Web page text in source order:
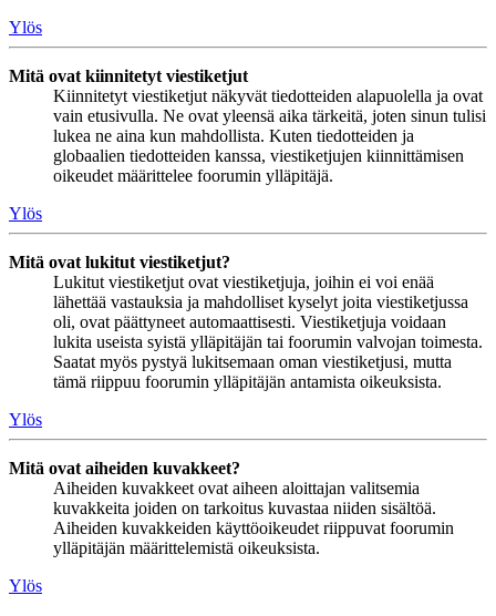
Ylös
Mitä ovat kiinnitetyt viestiketjut
Kiinnitetyt viestiketjut näkyvät tiedotteiden alapuolella ja ovat
vain etusivulla. Ne ovat yleensä aika tärkeitä, joten sinun tulisi
lukea ne aina kun mahdollista. Kuten tiedotteiden ja
globaalien tiedotteiden kanssa, viestiketjujen kiinnittämisen
oikeudet määrittelee foorumin ylläpitäjä.
Ylös
Mitä ovat lukitut viestiketjut?
Lukitut viestiketjut ovat viestiketjuja, joihin ei voi enää
lähettää vastauksia ja mahdolliset kyselyt joita viestiketjussa
oli, ovat päättyneet automaattisesti. Viestiketjuja voidaan
lukita useista syistä ylläpitäjän tai foorumin valvojan toimesta.
Saatat myös pystyä lukitsemaan oman viestiketjusi, mutta
tämä riippuu foorumin ylläpitäjän antamista oikeuksista.
Ylös
Mitä ovat aiheiden kuvakkeet?
Aiheiden kuvakkeet ovat aiheen aloittajan valitsemia
kuvakkeita joiden on tarkoitus kuvastaa niiden sisältöä.
Aiheiden kuvakkeiden käyttöoikeudet riippuvat foorumin
ylläpitäjän määrittelemistä oikeuksista.
Ylös